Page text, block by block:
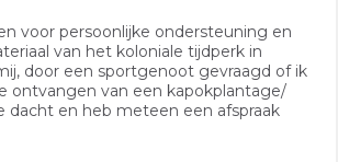
voor persoonlijke ondersteuning en
van het koloniale tijdperk in
door een sportgenoot gevraagd of ik
van een kapokplantage/
dacht en heb meteen een afspraak